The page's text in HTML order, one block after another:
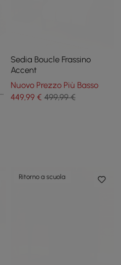
Sedia Boucle Frassino
Accent
Nuovo Prezzo Più Basso
449,99€ 499,99 €
Ritorno a scuola